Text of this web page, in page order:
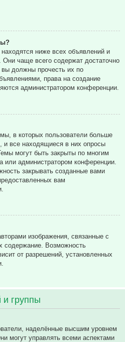
ниже всех объявлений и
Они чаще всего содержат достаточно
должны прочесть их по
права на создание
администратором конференции.
в которых пользователи больше
и все находящиеся в них опросы
могут быть закрыты по многим
администратором конференции.
закрывать созданные вами
вам
изображения, связанные с
Возможность
от разрешений, установленных
и группы
наделённые высшим уровнем
могут управлять всеми аспектами